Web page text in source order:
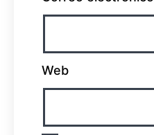
Web